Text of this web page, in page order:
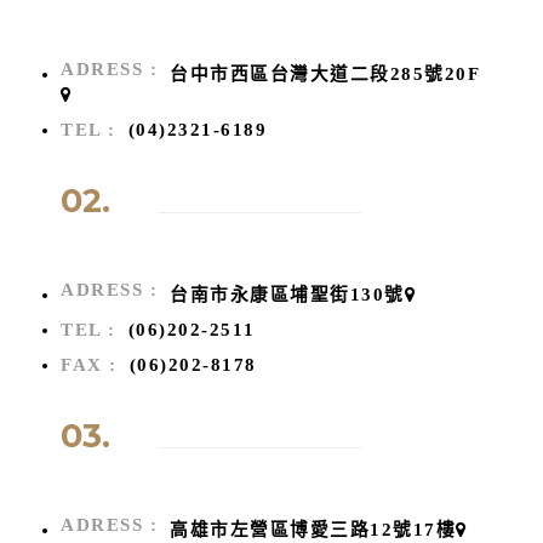
ADRESS : 台中市西區台灣大道二段285號20F
TEL : (04)2321-6189
02.
ADRESS :
台南市永康區埔聖街130號
TEL :
(06)202-2511
FAX :
(06)202-8178
03.
ADRESS : 高雄市左營區博愛三路12號17樓